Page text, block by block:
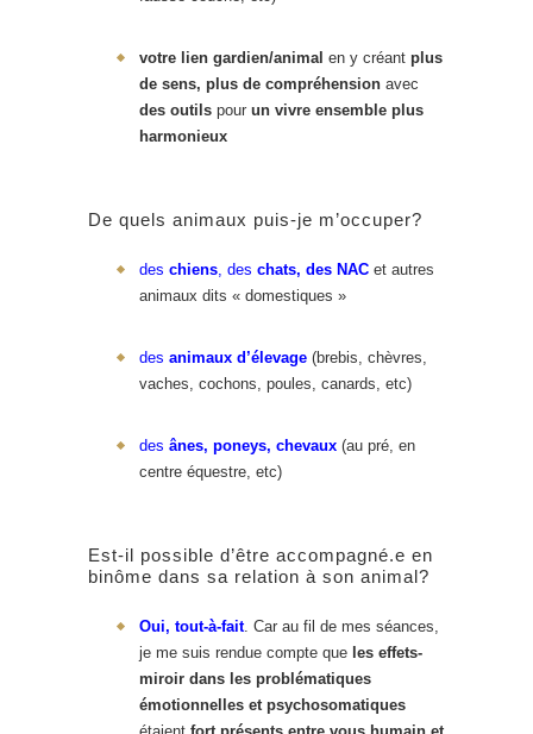
votre lien gardien/animal en y créant plus
de sens, plus de compréhension avec
des outils pour un vivre ensemble plus
harmonieux
De quels animaux puis-je m’occuper?
des chiens, des chats, des NAC et autres
animaux dits « domestiques »
des animaux d’élevage (brebis, chèvres,
vaches, cochons, poules, canards, etc)
des ânes, poneys, chevaux (au pré, en
centre équestre, etc)
Est-il possible d’être accompagné.e en
binôme dans sa relation à son animal?
Oui, tout-à-fait. Car au fil de mes séances,
je me suis rendue compte que les effets-
miroir dans les problématiques
émotionnelles et psychosomatiques